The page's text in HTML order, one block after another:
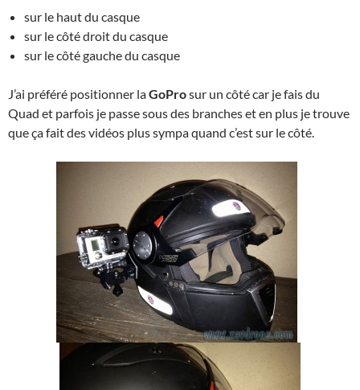
sur le haut du casque
sur le côté droit du casque
sur le côté gauche du casque
J’ai préféré positionner laGoProsur un côté car je fais du
Quad et parfois je passe sous des branches et en plus je trouve
que ça fait des vidéos plus sympa quand c’est sur le côté.